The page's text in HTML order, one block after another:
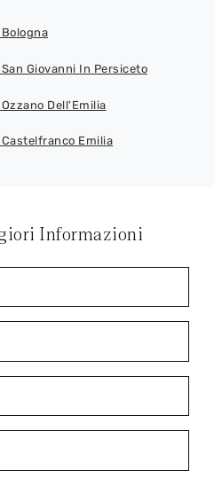
Giovanni In Persiceto
Dell'Emilia
Emilia
Informazioni